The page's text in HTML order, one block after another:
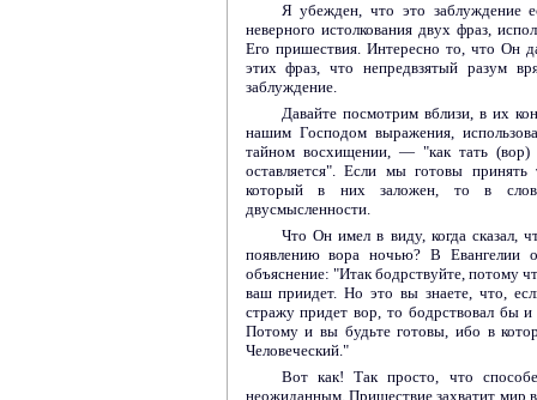
Я убежден, что это заблуждение
неверного истолкования двух фраз,
Его пришествия. Интересно то, что Он
этих фраз, что непредвзятый разум
заблуждение.
Давайте посмотрим вблизи, в их
нашим Господом выражения,
тайном восхищении, — "как тать
оставляется". Если мы готовы
который в них заложен, то в
двусмысленности.
Что Он имел в виду, когда сказал,
появлению вора ночью? В Евангелии
объяснение: "Итак бодрствуйте, потому
ваш приидет. Но это вы знаете, что,
стражу придет вор, то бодрствовал бы
Потому и вы будьте готовы, ибо в
Человеческий."
Вот как! Так просто, что
неожиданным. Пришествие захватит мир